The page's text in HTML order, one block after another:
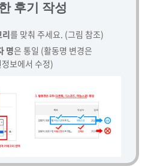
후기 작성
를 맞춰 주세요. (그림 참조)
명은 통일 (활동명 변경은
보에서 수정)